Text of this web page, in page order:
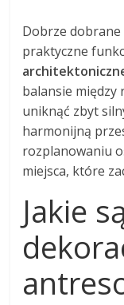
Dobrze dobrane
praktyczne
balansie między
uniknąć zbyt
harmonijną
rozplanowaniu
miejsca, które
Jakie